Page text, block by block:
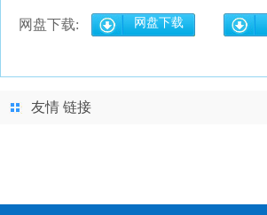
网盘下载: 网盘下载
友情 链接